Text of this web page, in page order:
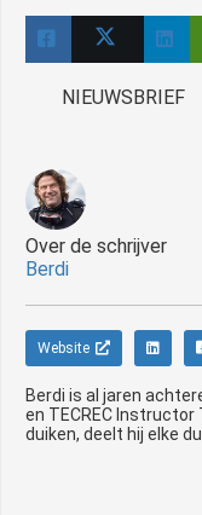
NIEUWSBRIEF
Over de schrijver
Berdi
Website
Berdi is al jaren
en TECREC Instructor
duiken, deelt hij elke